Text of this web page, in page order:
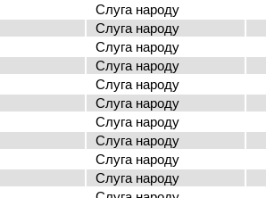
Слуга народу
Слуга народу
Слуга народу
Слуга народу
Слуга народу
Слуга народу
Слуга народу
Слуга народу
Слуга народу
Слуга народу